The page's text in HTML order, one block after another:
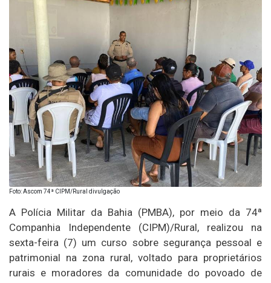
Foto: Ascom 74ª CIPM/Rural divulgação
A Polícia Militar da Bahia (PMBA), por meio da 74ª
Companhia Independente (CIPM)/Rural, realizou na
sexta-feira (7) um curso sobre segurança pessoal e
patrimonial na zona rural, voltado para proprietários
rurais e moradores da comunidade do povoado de